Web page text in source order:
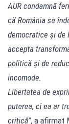
AUR condamnă
că România se
democratice și de
accepta
politică și de
incomode.
Libertatea de
puterea, ci ea ar
critică”, a afirmat